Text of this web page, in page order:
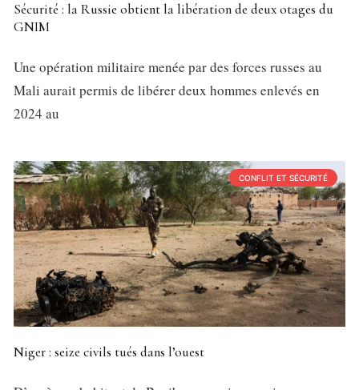
Sécurité : la Russie obtient la libération de deux otages du
GNIM
Une opération militaire menée par des forces russes au
Mali aurait permis de libérer deux hommes enlevés en
2024 au
CONFLIT ET SÉCURITÉ
Niger : seize civils tués dans l’ouest